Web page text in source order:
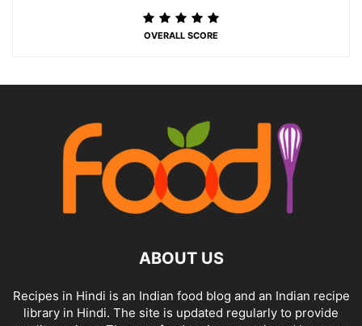
OVERALL SCORE
ABOUT US
Recipes in Hindi is an Indian food blog and an Indian recipe
library in Hindi. The site is updated regularly to provide